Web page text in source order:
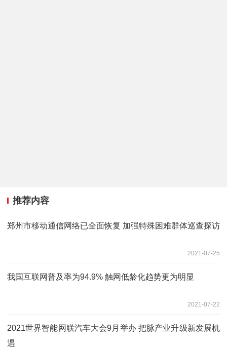
推荐内容
郑州市移动通信网络已全面恢复 加强特殊困难群体巡查探访
2021-07-25
我国互联网普及率为94.9% 触网低龄化趋势更为明显
2021-07-22
2021世界智能网联汽车大会9月举办 把脉产业升级新发展机
遇